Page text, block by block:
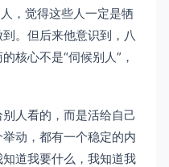
，觉得这些人一定是牺
。但后来他意识到，八
核心不是“伺候别人”，
人看的，而是活给自己
动，都有一个稳定的内
道我要什么，我知道我